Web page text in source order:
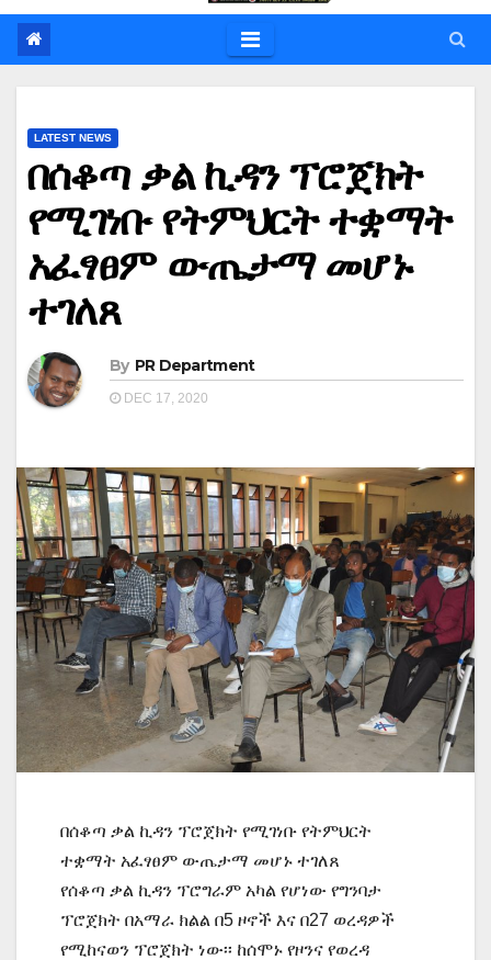
LATEST NEWS
በሰቆጣ ቃል ኪዳን ፕሮጀክት
የሚገነቡ የትምህርት ተቋማት
አፈፃፀም ውጤታማ መሆኑ
ተገለጸ
By PR Department
DEC 17, 2020
በሰቆጣ ቃል ኪዳን ፕሮጀክት የሚገነቡ የትምህርት
ተቋማት አፈፃፀም ውጤታማ መሆኑ ተገለጸ
የሰቆጣ ቃል ኪዳን ፕሮግራም አካል የሆነው የግንባታ
ፕሮጀክት በአማራ ክልል በ5 ዞኖች እና በ27 ወረዳዎች
የሚከናወን ፕሮጀክት ነው፡፡ ከሰሞኑ የዞንና የወረዳ